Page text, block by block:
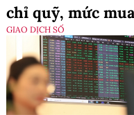
chỉ quỹ, mức
GIAO DỊCH SỐ